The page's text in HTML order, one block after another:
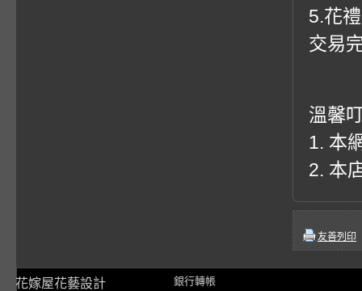
5.花
交易
溫馨
1. 本
2. 本
友善列印
花嫁屋花藝設計 銀行轉帳